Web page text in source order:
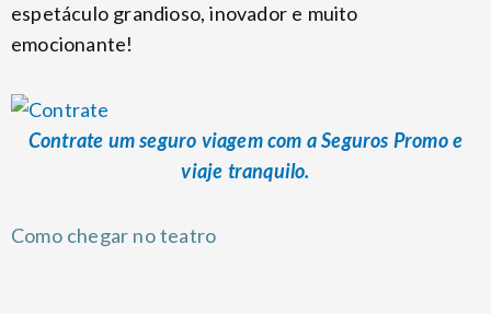
espetáculo grandioso, inovador e muito
emocionante!
Contrate um seguro viagem com a Seguros Promo e
viaje tranquilo.
Como chegar no teatro